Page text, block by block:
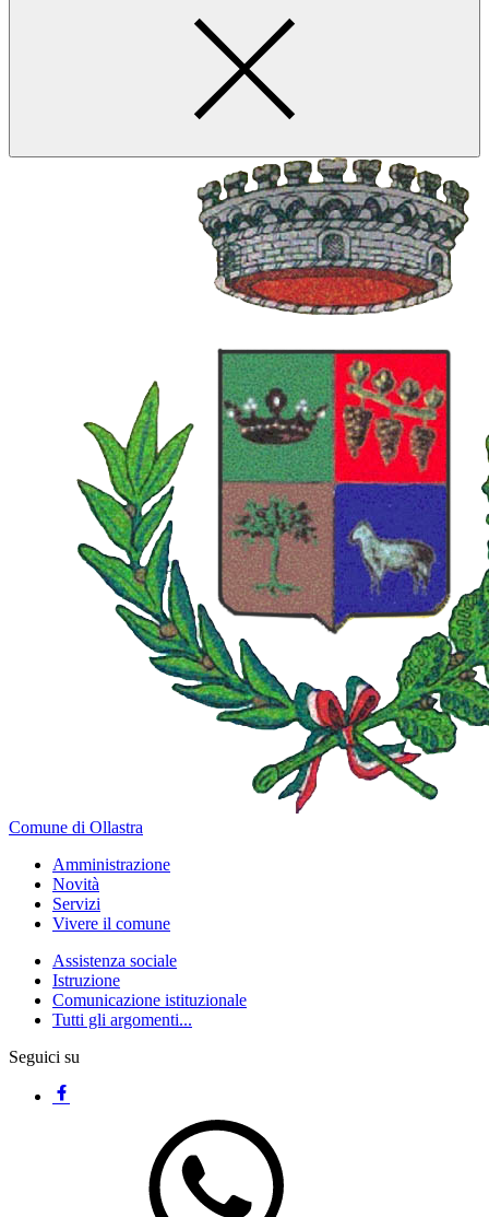
Comune di Ollastra
Amministrazione
Novità
Servizi
Vivere il comune
Assistenza sociale
Istruzione
Comunicazione istituzionale
Tutti gli argomenti...
Seguici su